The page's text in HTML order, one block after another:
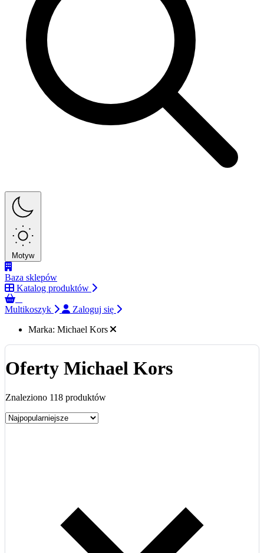
Motyw
Baza sklepów
Katalog produktów
Multikoszyk
Zaloguj się
Marka: Michael Kors
Oferty Michael Kors
Znaleziono 118 produktów